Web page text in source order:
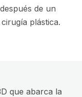
de un
plástica.
que abarca la